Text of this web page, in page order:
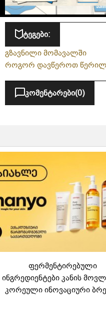
ტეგები:
გზავნილი მომავალში
როგორ დავწეროთ
კომენტარები(0)
ფერმენტირებული
ინგრედიენტები კანის
კორეული ინოვაციური